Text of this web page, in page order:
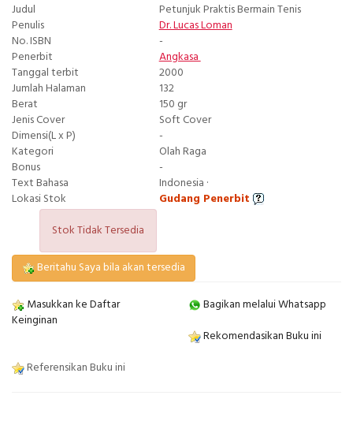
Judul
Petunjuk Praktis Bermain Tenis
Penulis
Dr. Lucas Loman
No. ISBN
-
Penerbit
Angkasa
Tanggal terbit
2000
Jumlah Halaman
132
Berat
150 gr
Jenis Cover
Soft Cover
Dimensi(L x P)
-
Kategori
Olah Raga
Bonus
-
Text Bahasa
Indonesia ·
Lokasi Stok
Gudang Penerbit
Stok Tidak Tersedia
Beritahu Saya bila akan tersedia
Masukkan ke Daftar
Keinginan
Bagikan melalui Whatsapp
Rekomendasikan Buku ini
Referensikan Buku ini